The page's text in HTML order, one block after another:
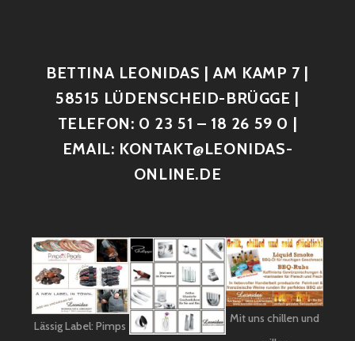
BETTINA LEONIDAS | AM KAMP 7 |
58515 LÜDENSCHEID-BRÜGGE |
TELEFON: 0 23 51 – 18 26 59 0 |
EMAIL: KONTAKT@LEONIDAS-
ONLINE.DE
Lässig Label: Pimps
Mit uns chillen und